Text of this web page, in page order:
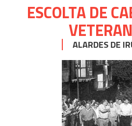
ESCOLTA DE
ALARDES DE